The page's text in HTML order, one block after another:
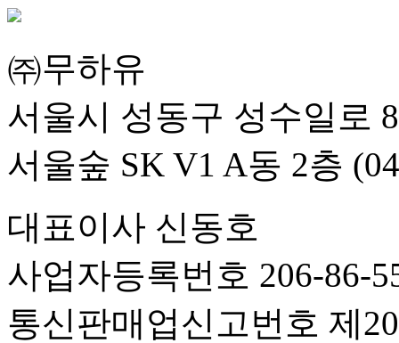
㈜무하유
서울시 성동구 성수일로
서울숲 SK V1 A동 2층
대표이사 신동호
사업자등록번호 206-86-
통신판매업신고번호 제